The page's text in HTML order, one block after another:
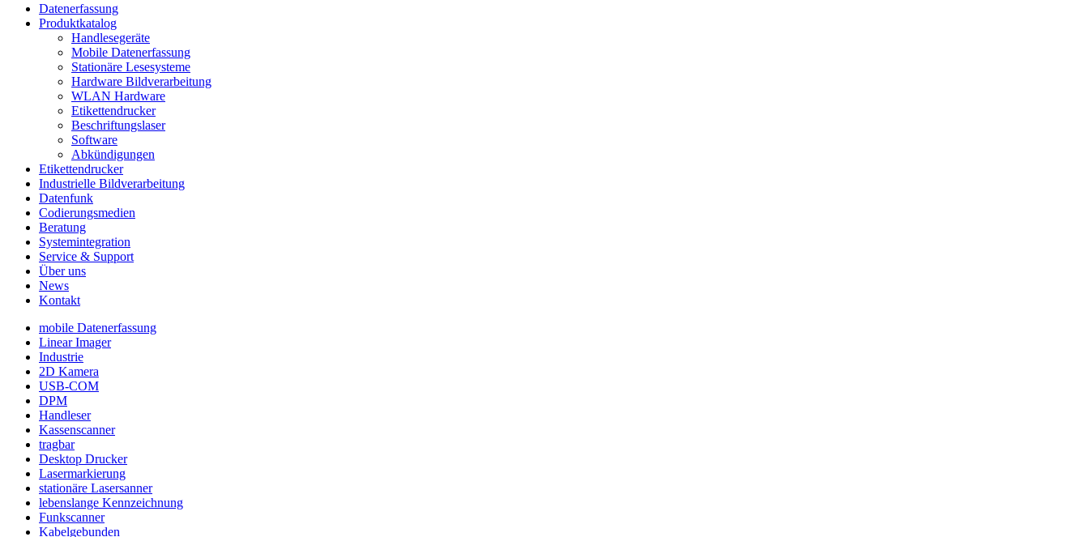
Datenerfassung
Produktkatalog
Handlesegeräte
Mobile Datenerfassung
Stationäre Lesesysteme
Hardware Bildverarbeitung
WLAN Hardware
Etikettendrucker
Beschriftungslaser
Software
Abkündigungen
Etikettendrucker
Industrielle Bildverarbeitung
Datenfunk
Codierungs­medien
Beratung
System­integration
Service & Support
Über uns
News
Kontakt
mobile Datenerfassung
Linear Imager
Industrie
2D Kamera
USB-COM
DPM
Handleser
Kassenscanner
tragbar
Desktop Drucker
Lasermarkierung
stationäre Lasersanner
lebenslange Kennzeichnung
Funkscanner
Kabelgebunden